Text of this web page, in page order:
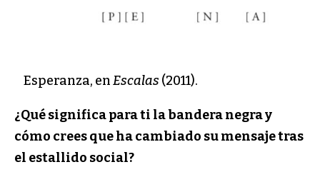
Esperanza, enEscalas (2011).
¿Qué significa para ti la bandera negra y
cómo crees que ha cambiado su mensaje tras
el estallido social?